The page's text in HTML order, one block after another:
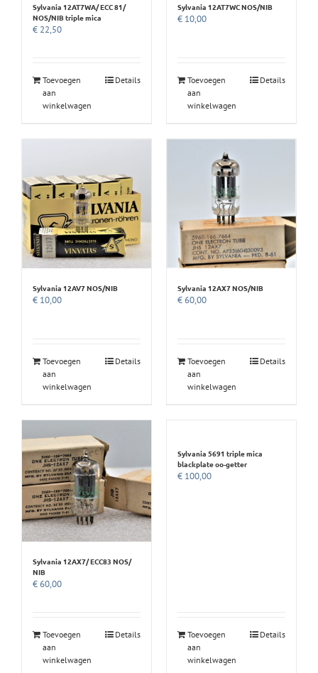
Sylvania 12AT7WA/ ECC 81/
NOS/NIB triple mica
€ 22,50
Toevoegen
aan
winkelwagen
Details
Sylvania 12AT7WC NOS/NIB
€ 10,00
Toevoegen
aan
winkelwagen
Details
Sylvania 12AV7 NOS/NIB
€ 10,00
Toevoegen
aan
winkelwagen
Details
Sylvania 12AX7 NOS/NIB
€60,00
Toevoegen
aan
winkelwagen
Details
Sylvania 12AX7/ ECC83 NOS/
NIB
€60,00
Toevoegen
aan
winkelwagen
Details
Sylvania 5691 triple mica
blackplate oo-getter
€ 100,00
Toevoegen
aan
winkelwagen
Details